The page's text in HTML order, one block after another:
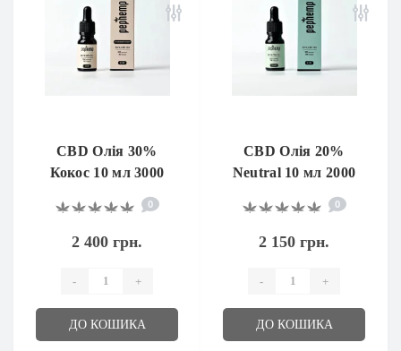
CBD Олія 30%
Кокос 10 мл 3000
0
2 400 грн.
- +
ДО КОШИКА
CBD Олія 20%
Neutral 10 мл 2000
0
2 150 грн.
- +
ДО КОШИКА